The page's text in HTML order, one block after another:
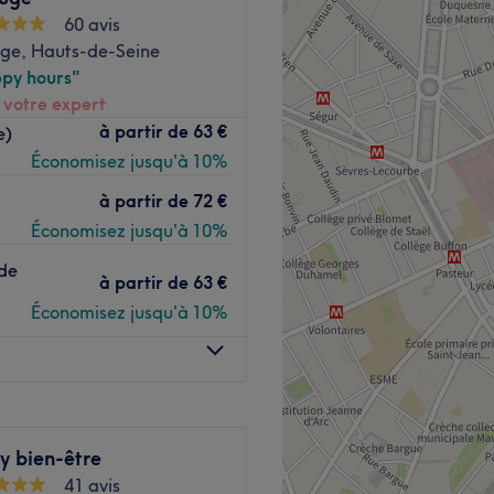
vernis semi-permanent
spécialisé dans la
Dirigé par Sophie, ce
pour sublimer la
de Montrouge.
capillaires, offre des
aux besoins de chaque
capillaires et la coiffure
60 avis
Hauts-de-Seine
hours"
votre expert
à partir de 63 €
Économisez jusqu'à 10%
à partir de 72 €
Économisez jusqu'à 10%
à partir de 63 €
Économisez jusqu'à 10%
bien-être
41 avis